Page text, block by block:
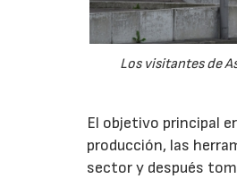
Los visitantes de
El objetivo principal
producción, las
sector y después